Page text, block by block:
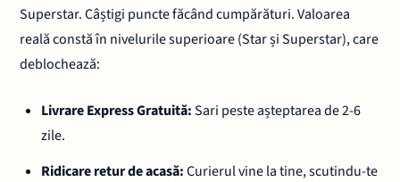
Superstar. Câștigi puncte făcând cumpărături. Valoarea
reală constă în nivelurile superioare (Star și Superstar), care
deblochează:
Livrare Express Gratuită:Sari peste așteptarea de 2-6
zile.
Ridicare retur de acasă:Curierul vine la tine, scutindu-te